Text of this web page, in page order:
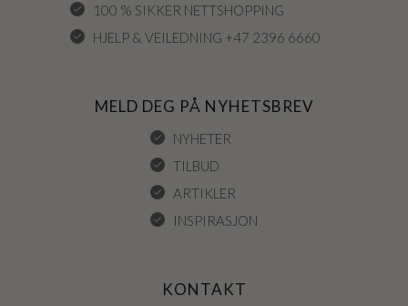
100 % SIKKER NETTSHOPPING
HJELP & VEILEDNING +47 2396 6660
MELD DEG PÅ NYHETSBREV
NYHETER
TILBUD
ARTIKLER
INSPIRASJON
KONTAKT